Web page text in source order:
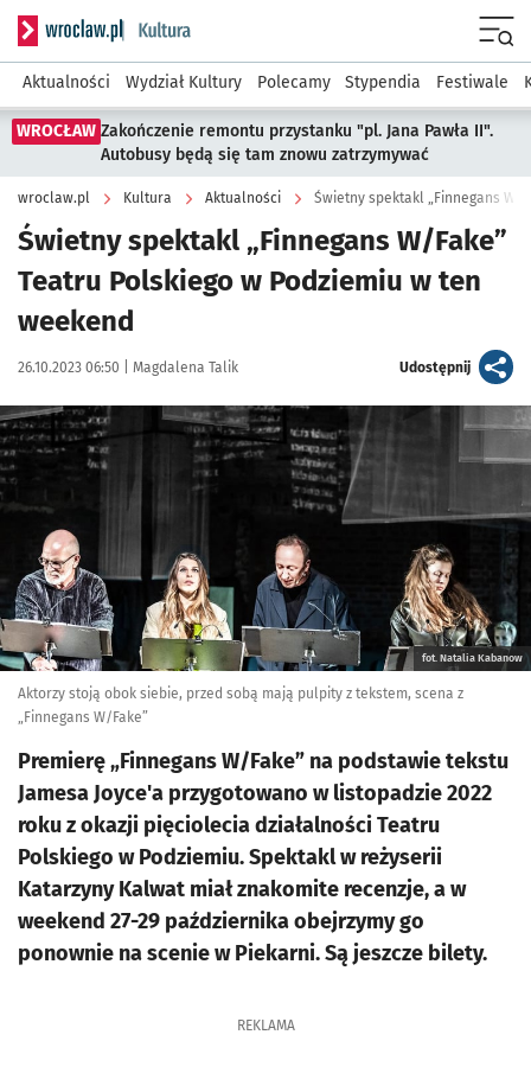
Serwis informacyjny wroclaw.pl podserwis: Kultura
Aktualności Wydział Kultury Polecamy Stypendia Festiwale
WROCŁAW Zakończenie remontu przystanku "pl. Jana Pawła II".
Autobusy będą się tam znowu zatrzymywać
wroclaw.pl Kultura Aktualności
Świetny spektakl „Finnegans W/Fake”
Teatru Polskiego w Podziemiu w ten
weekend
Data publikacji:
26.10.2023 06:50 | Autor:
Magdalena Talik Udostępnijartykuł
Kliknij, aby powiększyć
fot. Natalia Kabanow
Aktorzy stoją obok siebie, przed sobą mają pulpity z tekstem, scena z
„Finnegans W/Fake”
Premierę „Finnegans W/Fake” na podstawie tekstu
Jamesa Joyce'a przygotowano w listopadzie 2022
roku z okazji pięciolecia działalności Teatru
Polskiego w Podziemiu. Spektakl w reżyserii
Katarzyny Kalwat miał znakomite recenzje, a w
weekend 27-29 października obejrzymy go
ponownie na scenie w Piekarni. Są jeszcze bilety.
REKLAMA